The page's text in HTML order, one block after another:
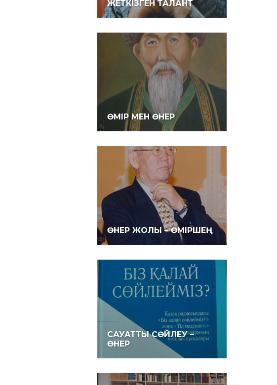
ЖЕТКІЗГЕН ТАЛАНТ
ӨМІР МЕН ӨНЕР
ӨНЕР ЖОЛЫ – ӨМІРШЕҢ
САУАТТЫ СӨЙЛЕУ –
ӨНЕР